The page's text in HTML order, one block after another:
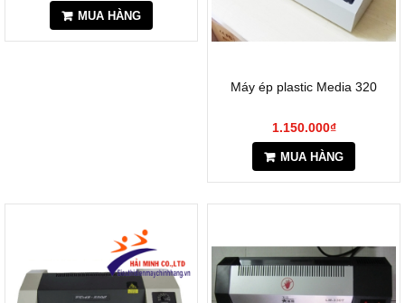
MUA HÀNG
Máy ép plastic Media 320
1.150.000₫
MUA HÀNG